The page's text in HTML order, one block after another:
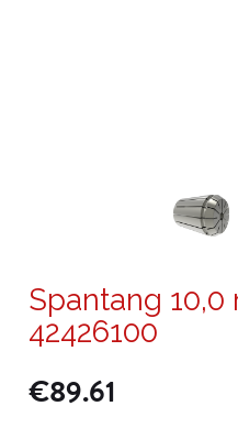
Spantang
42426100
€89.61